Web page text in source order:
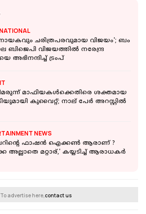
ചരിത്രപരവുമായ വിജയം'; ബം​
ബിജെപി വിജയത്തിൽ നരേന്ദ്ര
അഭിനന്ദിച്ച് ട്രംപ്
മാഫിയകള്‍ക്കെതിരെ ശക്തമായ
കുവൈറ്റ്; നാല് പേർ അറസ്റ്റിൽ
NEWS
ഫാഷന്‍ ഐക്കണ്‍ ആരാണ് ?
അല്ലാതെ മറ്റാര്,' കയ്യടിച്ച് ആരാധകർ
To advertise here,contact us